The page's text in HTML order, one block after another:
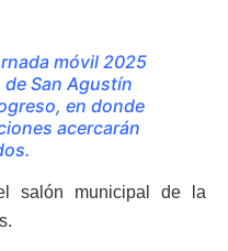
móvil 2025
San Agustín
en donde
acercarán
salón municipal de la